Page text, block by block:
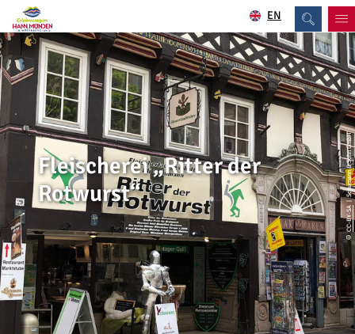
EN
©
CC-BY-SA
| Schumann & Sohn GmbH
Fleischerei „Ritter der
Rotwurst“